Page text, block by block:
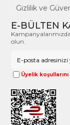
Gizlilik ve
E-BÜLTEN
olun.
Üyelik koşullarını